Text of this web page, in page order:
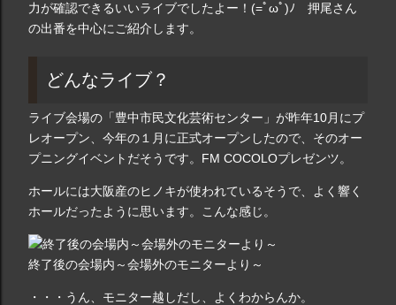
力が確認できるいいライブでしたよー！(=ﾟωﾟ)ﾉ 押尾さん
の出番を中心にご紹介します。
どんなライブ？
ライブ会場の「豊中市民文化芸術センター」が昨年10月にプ
レオープン、今年の１月に正式オープンしたので、そのオー
プニングイベントだそうです。FM COCOLOプレゼンツ。
ホールには大阪産のヒノキが使われているそうで、よく響く
ホールだったように思います。こんな感じ。
終了後の会場内～会場外のモニターより～
・・・うん、モニター越しだし、よくわからんか。